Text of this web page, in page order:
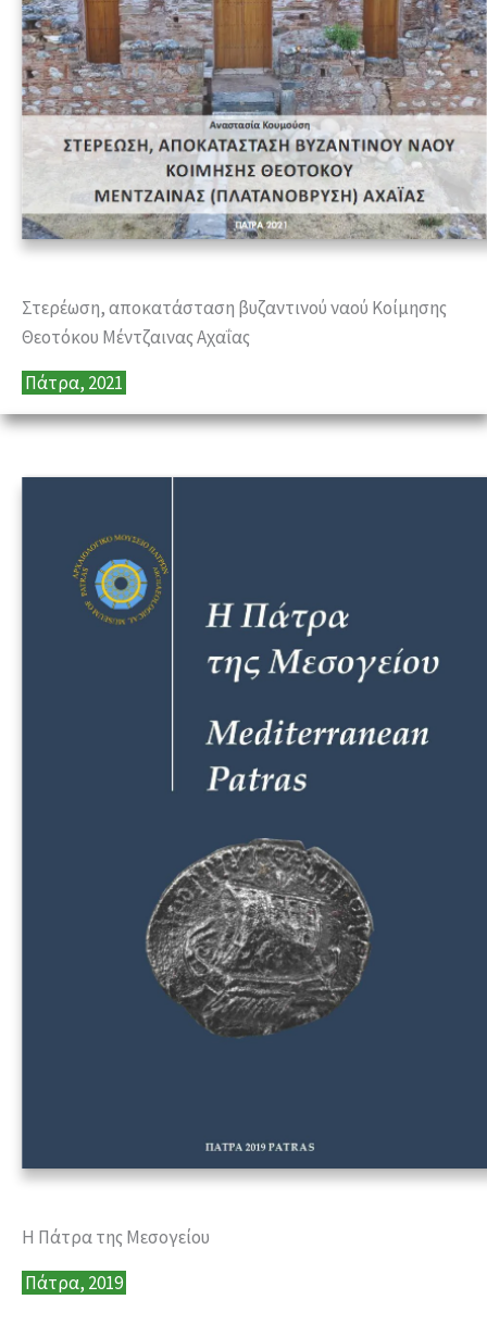
Στερέωση, αποκατάσταση βυζαντινού ναού Κοίμησης
Θεοτόκου Μέντζαινας Αχαΐας
Πάτρα, 2021
Η Πάτρα της Μεσογείου
Πάτρα, 2019